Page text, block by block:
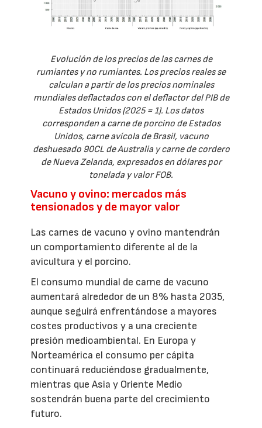
Evolución de los precios de las carnes de
rumiantes y no rumiantes. Los precios reales se
calculan a partir de los precios nominales
mundiales deflactados con el deflactor del PIB de
Estados Unidos (2025 = 1). Los datos
corresponden a carne de porcino de Estados
Unidos, carne avícola de Brasil, vacuno
deshuesado 90CL de Australia y carne de cordero
de Nueva Zelanda, expresados en dólares por
tonelada y valor FOB.
Vacuno y ovino: mercados más
tensionados y de mayor valor
Las carnes de vacuno y ovino mantendrán
un comportamiento diferente al de la
avicultura y el porcino.
El consumo mundial de carne de vacuno
aumentará alrededor de un 8% hasta 2035,
aunque seguirá enfrentándose a mayores
costes productivos y a una creciente
presión medioambiental. En Europa y
Norteamérica el consumo per cápita
continuará reduciéndose gradualmente,
mientras que Asia y Oriente Medio
sostendrán buena parte del crecimiento
futuro.